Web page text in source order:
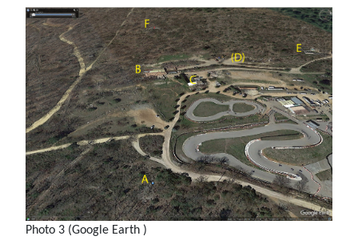
Photo 3 (Google Earth )